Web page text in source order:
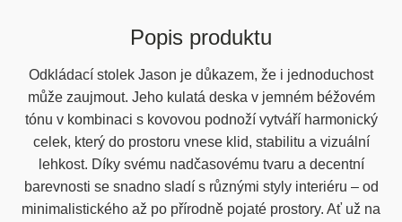
Popis produktu
Odkládací stolek Jason je důkazem, že i jednoduchost
může zaujmout. Jeho kulatá deska v jemném béžovém
tónu v kombinaci s kovovou podnoží vytváří harmonický
celek, který do prostoru vnese klid, stabilitu a vizuální
lehkost. Díky svému nadčasovému tvaru a decentní
barevnosti se snadno sladí s různými styly interiéru – od
minimalistického až po přírodně pojaté prostory. Ať už na